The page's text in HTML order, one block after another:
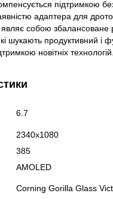
підтримкою
адаптера для
собою збалансоване
шукають продуктивний і
новітніх технологій.
6.7
2340x1080
385
AMOLED
Corning Gorilla Glass